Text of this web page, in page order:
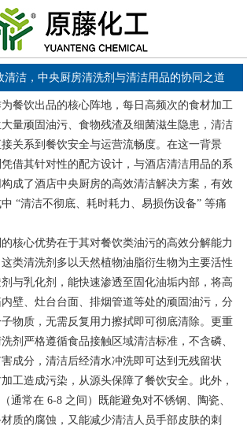
清洁，中央厨房清洗剂与清洁用品的协同之道
餐饮出品的核心阵地，每日高频次的食材加工
量顽固油污、食物残渣及细菌滋生隐患，清洁
关系到餐饮安全与运营流畅度。在这一背景
借其针对性的配方设计，与酒店清洁用品的系
成了酒店中央厨房的高效清洁解决方案，有效
“清洁不彻底、耗时耗力、易损伤设备” 等痛
核心优势在于其对餐饮类油污的高效分解能力
类清洗剂多以天然植物油脂衍生物为主要活性
与乳化剂，能快速渗透至固化油垢内部，将高
壁、灶台台面、排烟管道等处的顽固油污，分
物质，无需反复用力擦拭即可彻底清除。更重
剂严格遵循食品接触区域清洁标准，不含磷、
成分，清洁后经清水冲洗即可达到无残留状
工造成污染，从源头保障了餐饮安全。此外，
通常在 6-8 之间）既能避免对不锈钢、陶瓷、
质的腐蚀，又能减少清洁人员手部皮肤的刺